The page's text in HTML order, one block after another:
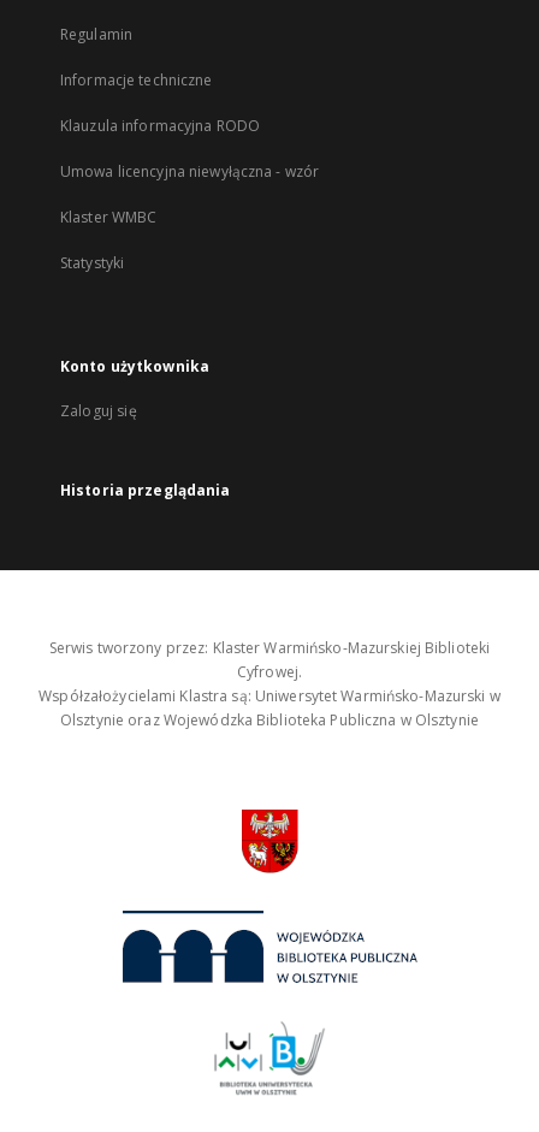
Regulamin
Informacje techniczne
Klauzula informacyjna RODO
Umowa licencyjna niewyłączna - wzór
Klaster WMBC
Statystyki
Konto użytkownika
Zaloguj się
Historia przeglądania
Serwis tworzony przez: Klaster Warmińsko-Mazurskiej Biblioteki
Cyfrowej.
Współzałożycielami Klastra są: Uniwersytet Warmińsko-Mazurski w
Olsztynie oraz Wojewódzka Biblioteka Publiczna w Olsztynie